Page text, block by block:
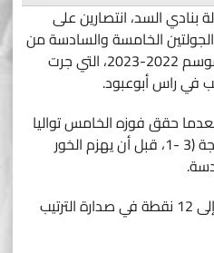
بنادي السد، انتصارين على
الخامسة والسادسة من
دوري الرجال لتنس الطاولة للموسم 2022-2023، التي جرت
في راس أبوعبود.
حقق فوزه الخامس تواليا
على حساب نظيره الشمال بنتيجة (3 -1، قبل أن يهزم الخور
وبهذا الفوز، رفع السد رصيده إلى 12 نقطة في صدارة الترتيب